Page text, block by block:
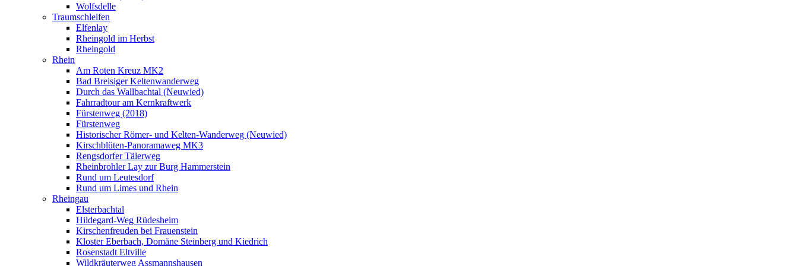
Wolfsdelle
Traumschleifen
Elfenlay
Rheingold im Herbst
Rheingold
Rhein
Am Roten Kreuz MK2
Bad Breisiger Keltenwanderweg
Durch das Wallbachtal (Neuwied)
Fahrradtour am Kernkraftwerk
Fürstenweg (2018)
Fürstenweg
Historischer Römer- und Kelten-Wanderweg (Neuwied)
Kirschblüten-Panoramaweg MK3
Rengsdorfer Tälerweg
Rheinbrohler Lay zur Burg Hammerstein
Rund um Leutesdorf
Rund um Limes und Rhein
Rheingau
Elsterbachtal
Hildegard-Weg Rüdesheim
Kirschenfreuden bei Frauenstein
Kloster Eberbach, Domäne Steinberg und Kiedrich
Rosenstadt Eltville
Wildkräuterweg Assmannshausen